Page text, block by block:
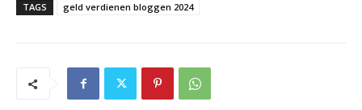
TAGS geld verdienen bloggen 2024